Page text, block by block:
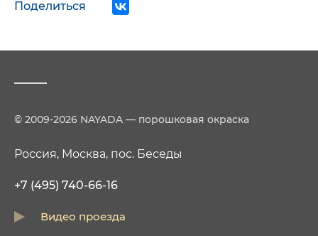
Поделиться
© 2009-2026 NAYADA — порошковая окраска
Россия, Москва, пос. Беседы
+7 (495) 740-66-16
Видео проезда